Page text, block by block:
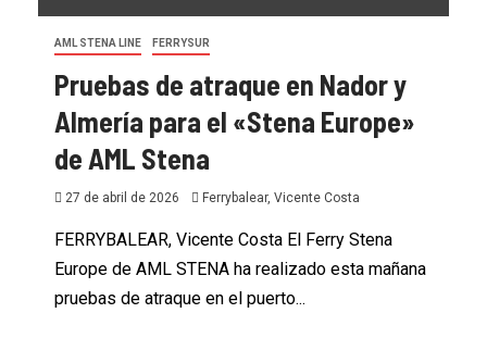
AML STENA LINE FERRYSUR
Pruebas de atraque en Nador y
Almería para el «Stena Europe»
de AML Stena
27 de abril de 2026 Ferrybalear, Vicente Costa
FERRYBALEAR, Vicente Costa El Ferry Stena
Europe de AML STENA ha realizado esta mañana
pruebas de atraque en el puerto...